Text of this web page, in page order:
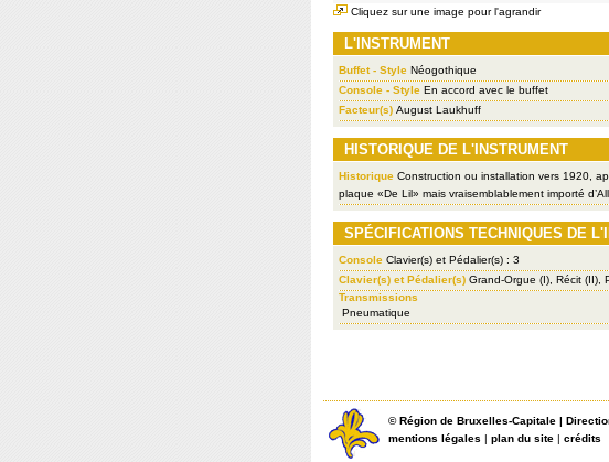
Cliquez sur une image pour l'agrandir
L'INSTRUMENT
Buffet - Style Néogothique
Console - Style En accord avec le buffet
Facteur(s) August Laukhuff
HISTORIQUE DE L'INSTRUMENT
Historique Construction ou installation vers 1920,
plaque «De Lil» mais vraisemblablement importé
SPÉCIFICATIONS TECHNIQUES DE
Console Clavier(s) et Pédalier(s) : 3
Clavier(s) et Pédalier(s) Grand-Orgue (I), Récit (II),
Transmissions
Pneumatique
©Région de Bruxelles-Capitale |
mentions légales | plan du site | crédits